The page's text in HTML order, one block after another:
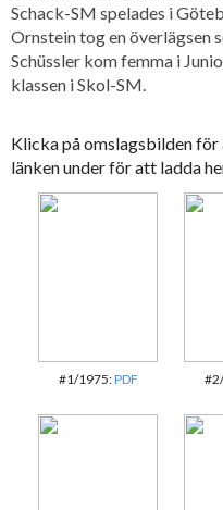
Schack-SM spelades i
Ornstein tog en överlägsen
Schüssler kom femma i
klassen i Skol-SM.
Klicka på omslagsbilden
länken under för att ladda
#1/1975:PDF